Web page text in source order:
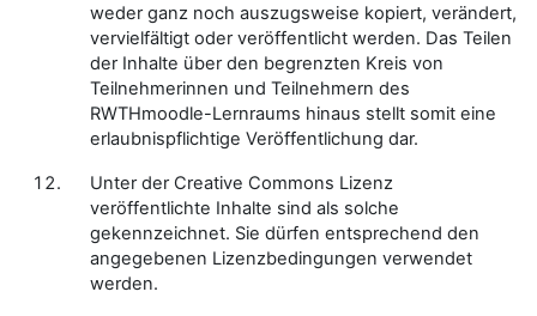
weder ganz noch auszugsweise kopiert, verändert,
vervielfältigt oder veröffentlicht werden. Das Teilen
der Inhalte über den begrenzten Kreis von
Teilnehmerinnen und Teilnehmern des
RWTHmoodle-Lernraums hinaus stellt somit eine
erlaubnispflichtige Veröffentlichung dar.
Unter der Creative Commons Lizenz
veröffentlichte Inhalte sind als solche
gekennzeichnet. Sie dürfen entsprechend den
angegebenen Lizenzbedingungen verwendet
werden.